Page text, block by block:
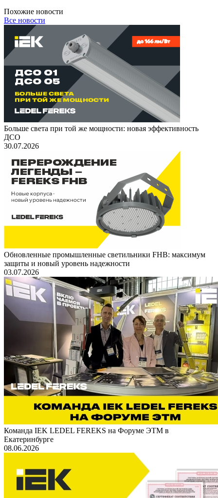
Похожие новости
Все новости
Больше света при той же мощности: новая эффективность
ДСО
30.07.2026
Обновленные промышленные светильники FHB: максимум
защиты и новый уровень надежности
03.07.2026
Команда IEK LEDEL FEREKS на Форуме ЭТМ в
Екатеринбурге
08.06.2026